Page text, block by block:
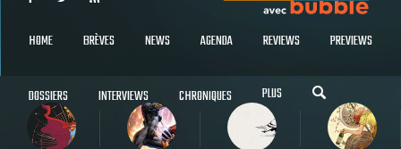
HOME BRÈVES NEWS AGENDA REVIEWS PREVIEWS
DOSSIERS INTERVIEWS CHRONIQUES PLUS